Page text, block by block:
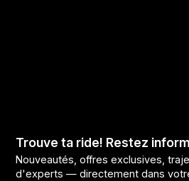
Trouve ta ride! Restez
Nouveautés, offres exclusives,
d'experts — directement dans